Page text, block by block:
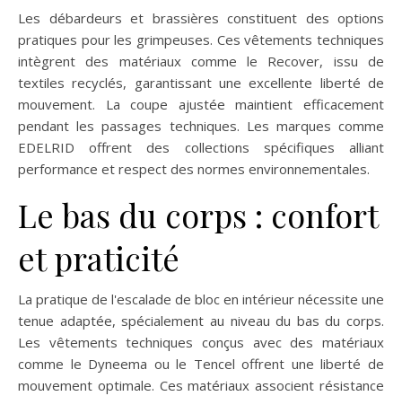
Les débardeurs et brassières constituent des options
pratiques pour les grimpeuses. Ces vêtements techniques
intègrent des matériaux comme le Recover, issu de
textiles recyclés, garantissant une excellente liberté de
mouvement. La coupe ajustée maintient efficacement
pendant les passages techniques. Les marques comme
EDELRID offrent des collections spécifiques alliant
performance et respect des normes environnementales.
Le bas du corps : confort
et praticité
La pratique de l'escalade de bloc en intérieur nécessite une
tenue adaptée, spécialement au niveau du bas du corps.
Les vêtements techniques conçus avec des matériaux
comme le Dyneema ou le Tencel offrent une liberté de
mouvement optimale. Ces matériaux associent résistance